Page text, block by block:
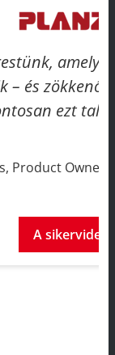
amely
– és
ezt
Product Owner
A